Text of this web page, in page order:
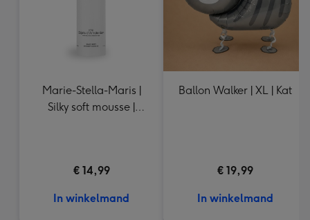
Marie-Stella-Maris |
Silky soft mousse |
€ 14,99
In winkelmand
Ballon Walker | XL | Kat
€ 19,99
In winkelmand